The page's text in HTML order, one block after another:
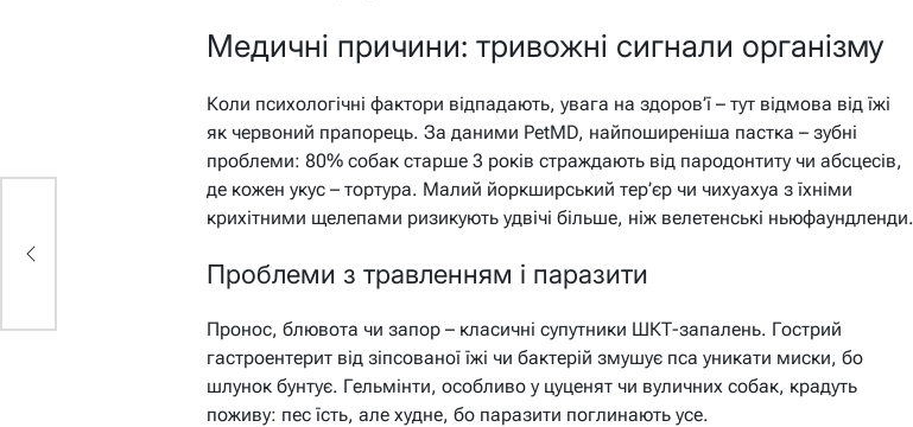
Медичні причини: тривожні сигнали організму
Коли психологічні фактори відпадають, увага на здоров’ї – тут відмова від їжі
як червоний прапорець. За даними PetMD, найпоширеніша пастка – зубні
проблеми: 80% собак старше 3 років страждають від пародонтиту чи абсцесів,
де кожен укус – тортура. Малий йоркширський тер’єр чи чихуахуа з їхніми
крихітними щелепами ризикують удвічі більше, ніж велетенські ньюфаундленди.
Проблеми з травленням і паразити
Пронос, блювота чи запор – класичні супутники ШКТ-запалень. Гострий
гастроентерит від зіпсованої їжі чи бактерій змушує пса уникати миски, бо
шлунок бунтує. Гельмінти, особливо у цуценят чи вуличних собак, крадуть
поживу: пес їсть, але худне, бо паразити поглинають усе.